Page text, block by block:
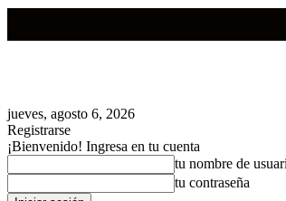
jueves, agosto 6, 2026
Registrarse
¡Bienvenido! Ingresa en tu cuenta
tu nombre de
tu contraseña